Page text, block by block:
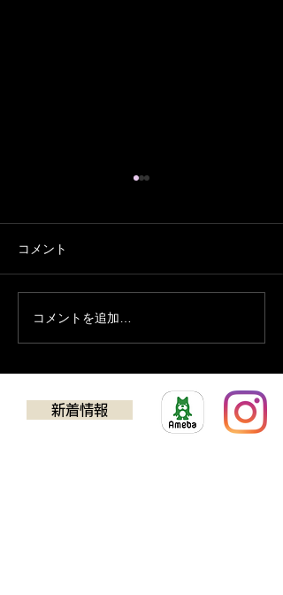
８月の予定
コメント
コメントを追加…
新着情報